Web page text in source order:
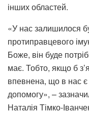
інших областей.
«У нас залишилося
протиправцевого
Боже, він буде
має. Тобто, якщо б
впевнена, що в нас
допомогу», –
Наталія Тімко-